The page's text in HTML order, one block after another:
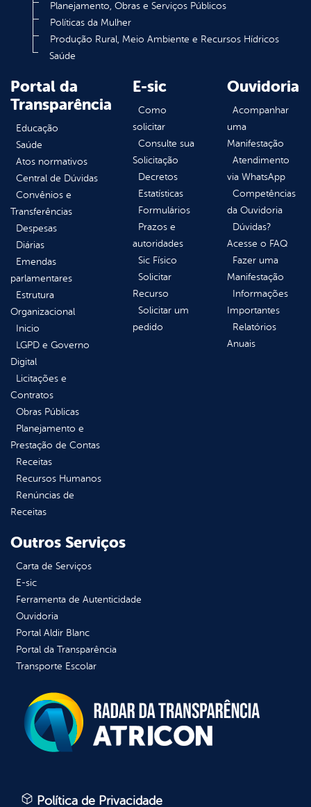
Planejamento, Obras e Serviços Públicos
Políticas da Mulher
Produção Rural, Meio Ambiente e Recursos Hídricos
Saúde
Portal da
Transparência
Educação
Saúde
Atos normativos
Central de Dúvidas
Convênios e
Transferências
Despesas
Diárias
Emendas
parlamentares
Estrutura
Organizacional
Inicio
LGPD e Governo
Digital
Licitações e
Contratos
Obras Públicas
Planejamento e
Prestação de Contas
Receitas
Recursos Humanos
Renúncias de
Receitas
E-sic
Como
solicitar
Consulte sua
Solicitação
Decretos
Estatísticas
Formulários
Prazos e
autoridades
Sic Físico
Solicitar
Recurso
Solicitar um
pedido
Ouvidoria
Acompanhar
uma
Manifestação
Atendimento
via WhatsApp
Competências
da Ouvidoria
Dúvidas?
Acesse o FAQ
Fazer uma
Manifestação
Informações
Importantes
Relatórios
Anuais
Outros Serviços
Carta de Serviços
E-sic
Ferramenta de Autenticidade
Ouvidoria
Portal Aldir Blanc
Portal da Transparência
Transporte Escolar
Política de Privacidade